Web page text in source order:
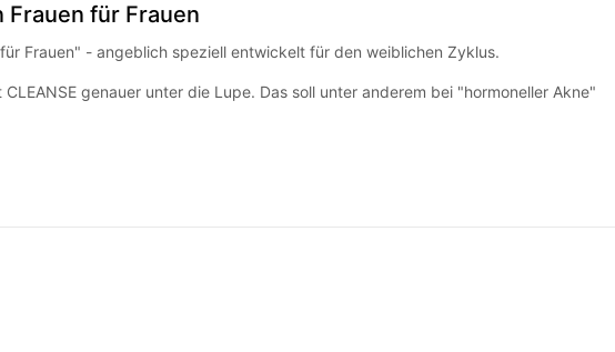
für Frauen
Frauen" - angeblich speziell entwickelt für den weiblichen Zyklus.
genauer unter die Lupe. Das soll unter anderem bei "hormoneller Akne"